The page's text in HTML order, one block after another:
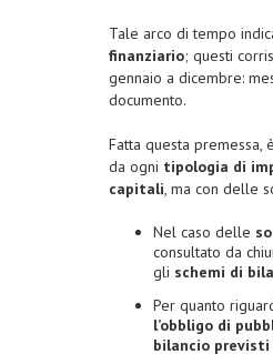
Tale arco di tempo
finanziario; questi
gennaio a dicembre:
documento.
Fatta questa premessa,
da ogni tipologia di
capitali, ma con delle
Nel caso delle
consultato da
gli schemi di
Per quanto
l’obbligo di
bilancio previsti